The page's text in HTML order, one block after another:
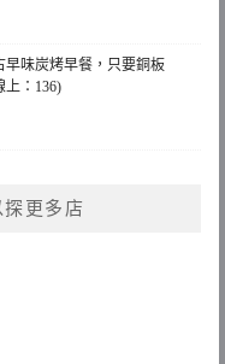
早味炭烤早餐，只要銅板
上：136)
更多店